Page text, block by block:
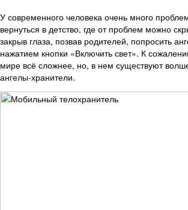
У современного человека очень много
вернуться в детство, где от проблем можно
закрыв глаза, позвав родителей, попросить
нажатием кнопки «Включить свет». К
мире всё сложнее, но, в нем существуют
ангелы-хранители.